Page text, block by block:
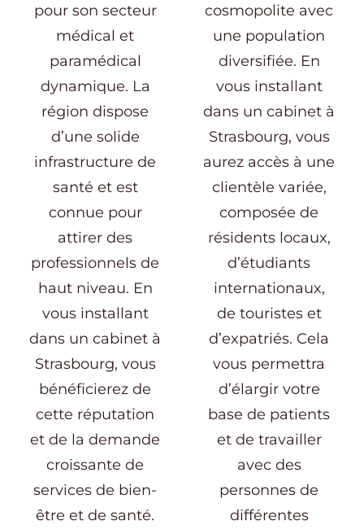
pour son secteur
médical et
paramédical
dynamique. La
région dispose
d’une solide
infrastructure de
santé et est
connue pour
attirer des
professionnels de
haut niveau. En
vous installant
dans un cabinet à
Strasbourg, vous
bénéficierez de
cette réputation
et de la demande
croissante de
services de bien-
être et de santé.
cosmopolite avec
une population
diversifiée. En
vous installant
dans un cabinet à
Strasbourg, vous
aurez accès à une
clientèle variée,
composée de
résidents locaux,
d’étudiants
internationaux,
de touristes et
d’expatriés. Cela
vous permettra
d’élargir votre
base de patients
et de travailler
avec des
personnes de
différentes